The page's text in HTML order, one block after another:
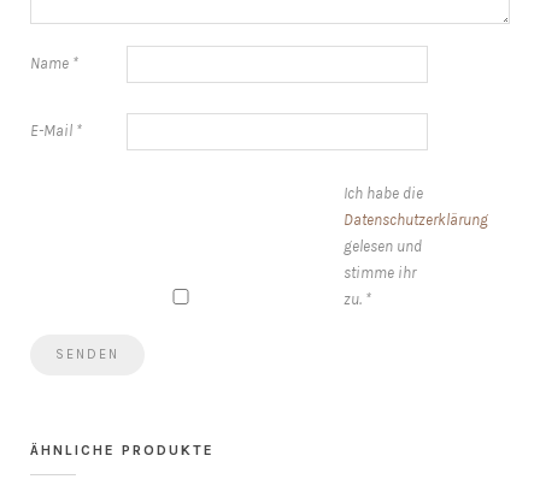
Name *
E-Mail *
Ich habe die
Datenschutzerklärung
gelesen und
stimme ihr
zu. *
ÄHNLICHE PRODUKTE